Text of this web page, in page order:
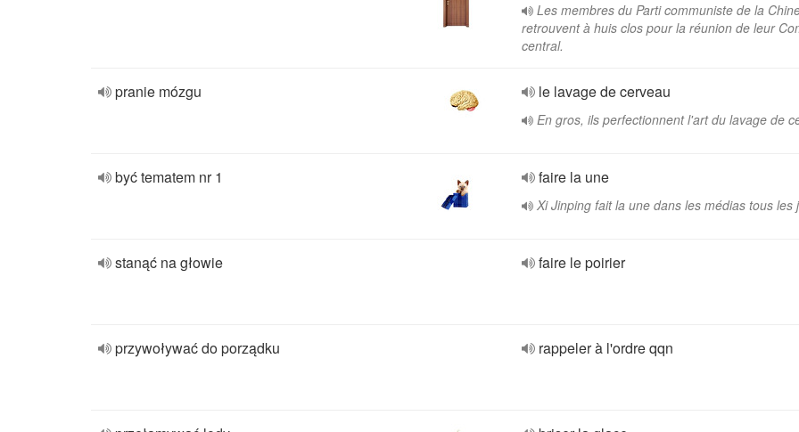
Les membres du Parti communiste de la
retrouvent à huis clos pour la réunion de leur
central.
pranie mózgu le lavage de cerveau
En gros, ils perfectionnent l'art du lavage de
być tematem nr 1 faire la une
Xi Jinping fait la une dans les médias tous les
stanąć na głowie faire le poirier
przywoływać do porządku rappeler à l'ordre qqn